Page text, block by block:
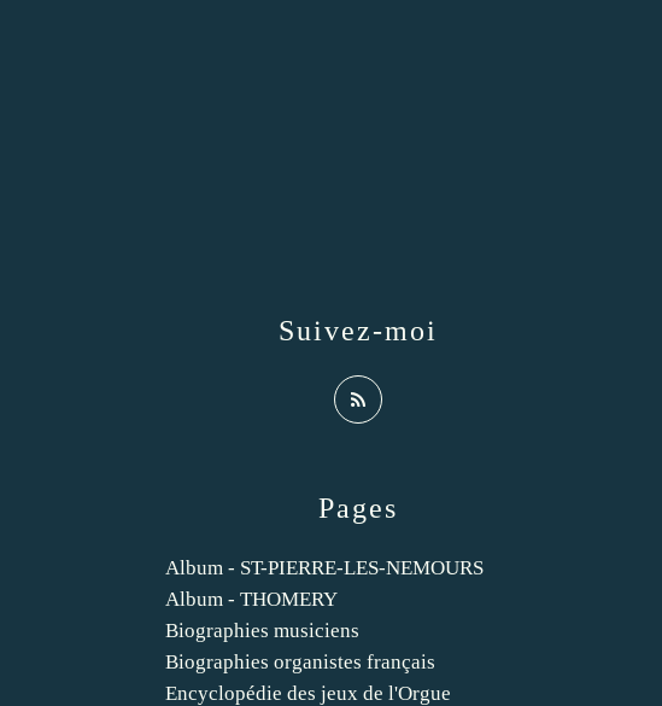
Pages
Album - ST-PIERRE-LES-NEMOURS
Album - THOMERY
Biographies musiciens
Biographies organistes français
Encyclopédie des jeux de l'Orgue
Suivez-moi